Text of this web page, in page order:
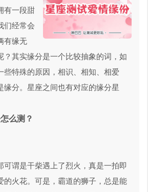
有一段甜
们经常会
有缘无
？其实缘分是一个比较抽象的词，如
些特殊的原因，相识、相知、相爱
缘分。星座之间也有对应的缘分星
么测？
可谓是干柴遇上了烈火，真是一拍即
的火花。可是，霸道的狮子，总是能